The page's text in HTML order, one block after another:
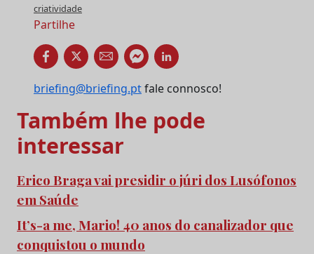
criatividade
Partilhe
briefing@briefing.ptfale connosco!
Também lhe pode
interessar
Erico Braga vai presidir o júri dos Lusófonos
em Saúde
It’s-a me, Mario! 40 anos do canalizador que
conquistou o mundo